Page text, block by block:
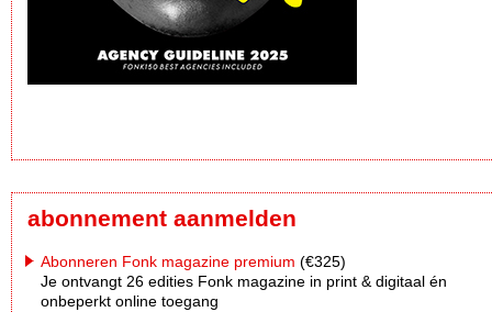
abonnement aanmelden
Abonneren Fonk magazine premium (€325)
Je ontvangt 26 edities Fonk magazine in print & digitaal én
onbeperkt online toegang